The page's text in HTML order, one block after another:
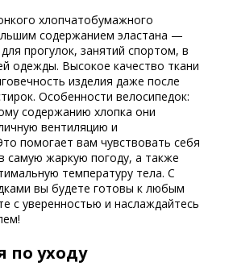
хлопчатобумажного
содержанием эластана —
прогулок, занятий спортом, в
одежды. Высокое качество ткани
изделия даже после
Особенности велосипедок:
содержанию хлопка они
вентиляцию и
помогает вам чувствовать себя
самую жаркую погоду, а также
температуру тела. С
вы будете готовы к любым
с уверенностью и наслаждайтесь
по уходу